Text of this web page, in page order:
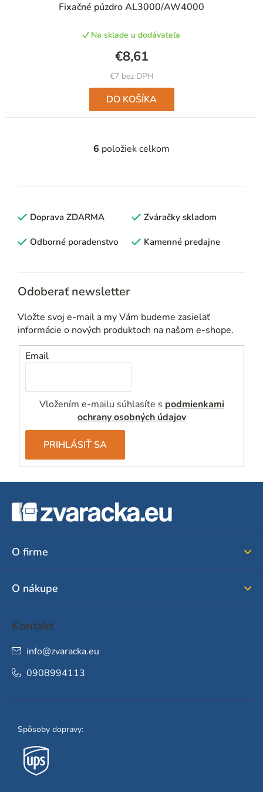
Fixačné púzdro AL3000/AW4000
Na sklade u dodávateľa
€7 bez DPH
€8,61
DO KOŠÍKA
O
l
d
a
c
k
y
ý
i
s
u
6 položiek celkom
Doprava ZDARMA Zváračky skladom
Odborné poradenstvo Kamenné predajne
Odoberať newsletter
Vložte svoj e-mail a my Vám budeme zasielať
informácie o nových produktoch na našom e-shope.
Email
Vložením e-mailu súhlasíte s podmienkami
ochrany osobných údajov
PRIHLÁSIŤ SA
O firme
O nákupe
Kontakt
info@zvaracka.eu
0908994113
Spôsoby dopravy: